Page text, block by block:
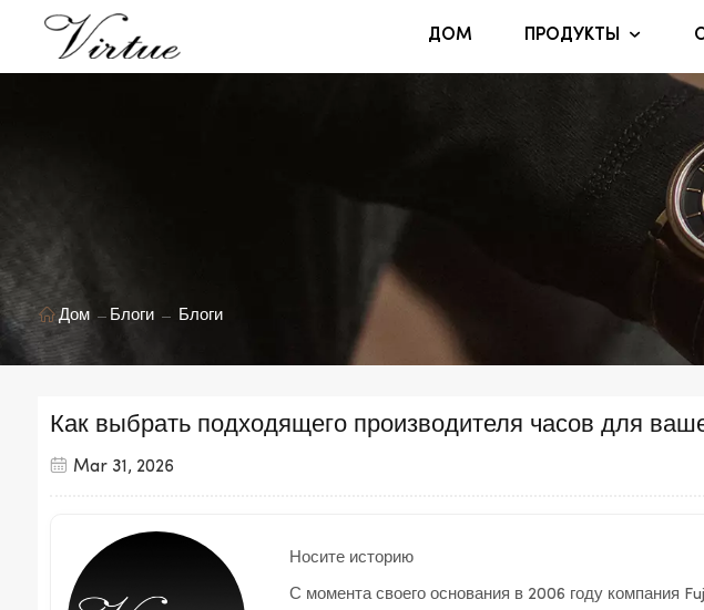
ДОМ ПРОДУКТЫ
Дом Блоги Блоги
Как выбрать подходящего производителя часов для
Mar 31, 2026
Носите историю
С момента своего основания в 2006 году компания